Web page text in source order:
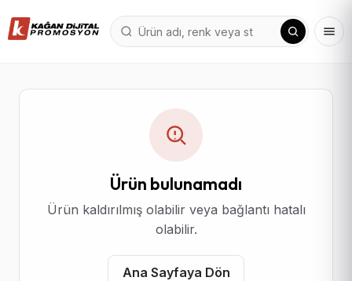
Ürün bulunamadı
Ürün kaldırılmış olabilir veya bağlantı hatalı
olabilir.
Ana Sayfaya Dön